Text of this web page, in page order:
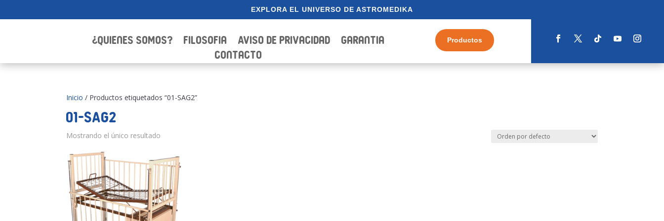
EXPLORA EL UNIVERSO DE ASTROMEDIKA
¿Quienes Somos? Filosofia Aviso de Privacidad
Garantia
Contacto
Productos
Inicio / Productos etiquetados “01-SAG2”
01-SAG2
Mostrando el único resultado